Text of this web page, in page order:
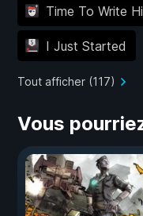
Time To Write
I Just Started
Tout afficher (117)
Vous